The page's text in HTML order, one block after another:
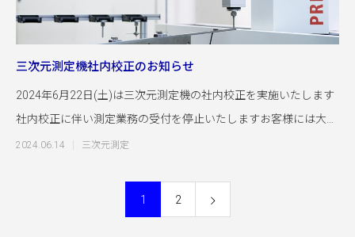
三次元測定機社内校正のお知らせ
2024年6月22日(土)は三次元測定機の社内校正を実施いたします
社内校正に伴い測定業務の受付を停止いたしますお客様には大変
ご迷惑を
2024.06.14 三次元測定
1 2